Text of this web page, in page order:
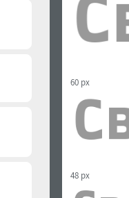
60 px
48 px